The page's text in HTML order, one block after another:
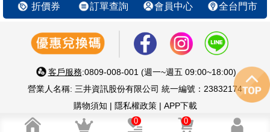
折價券 訂單查詢 會員中心 全台門市
客戶服務:0809-008-001 (週一~週五 09:00~18:00)
營業人名稱: 三井資訊股份有限公司 統一編號：23832174
購物須知 | 隱私權政策| APP下載
智慧 生活 好鄰居 嚴選優質3C家電
0 0